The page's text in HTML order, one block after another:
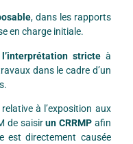
, dans les rapports
en charge initiale.
l’interprétation stricteà
dans le cadre d’un
à l’exposition aux
de saisirun CRRMPafin
est directement causée